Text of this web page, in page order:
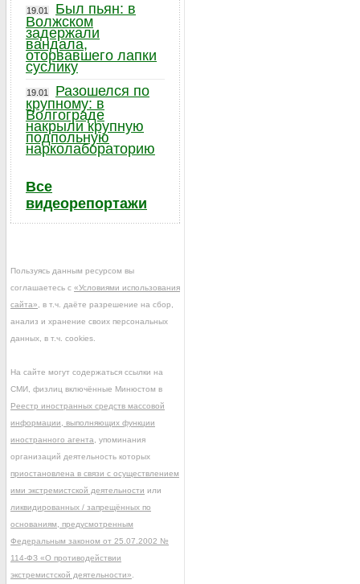
19.01
Был пьян: в
Волжском
задержали
вандала,
оторвавшего лапки
суслику
19.01
Разошелся по
крупному: в
Волгограде
накрыли крупную
подпольную
нарколабораторию
Все
видеорепортажи
Пользуясь данным ресурсом вы
соглашаетесь с «Условиями использования
сайта» , в т.ч. даёте разрешение на сбор,
анализ и хранение своих персональных
данных, в т.ч. cookies.
На сайте могут содержаться ссылки на
СМИ, физлиц включённые Минюстом в
Реестр иностранных средств массовой
информации, выполняющих функции
иностранного агента , упоминания
организаций деятельность которых
приостановлена в связи с осуществлением
ими экстремистской деятельности или
ликвидированных / запрещённых по
основаниям, предусмотренным
Федеральным законом от 25.07.2002 №
114-ФЗ «О противодействии
экстремистской деятельности»